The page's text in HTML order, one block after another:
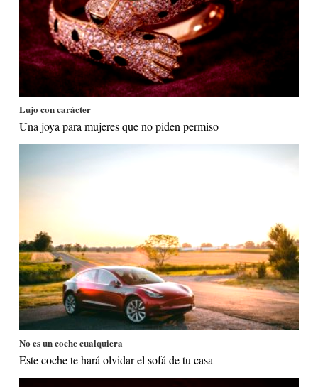
Lujo con carácter
Una joya para mujeres que no piden permiso
No es un coche cualquiera
Este coche te hará olvidar el sofá de tu casa